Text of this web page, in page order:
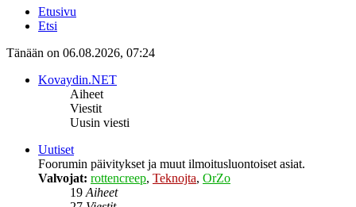
Etusivu
Etsi
Tänään on 06.08.2026, 07:24
Kovaydin.NET
Aiheet
Viestit
Uusin viesti
Uutiset
Foorumin päivitykset ja muut ilmoitusluontoiset asiat.
Valvojat: rottencreep, Teknojta, OrZo
19Aiheet